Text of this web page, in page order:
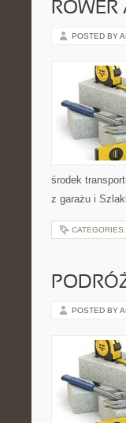
POSTED BY
środek
z garażu i
CATEGORIES:
POSTED BY